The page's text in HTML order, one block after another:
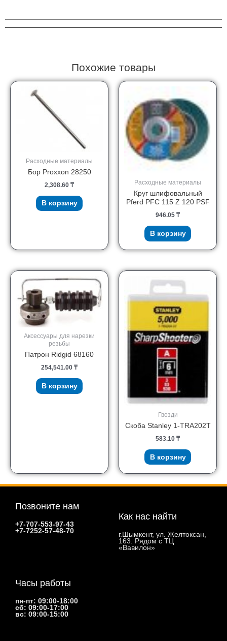
KBK
016
Похожие товары
Расходные материалы
Бор Proxxon 28250
2,308.60 ₸
В корзину
Расходные материалы
Круг шлифовальный
Pferd PFC 115 Z 120 PSF
946.05 ₸
В корзину
Аксессуары для нарезки
резьбы
Патрон Ridgid 68160
254,541.00 ₸
В корзину
Гвозди
Скоба Stanley 1-TRA202T
583.10 ₸
В корзину
Позвоните нам
+7-707-553-97-43
+7-7252-57-48-70
Как нас найти
г.Шымкент, ул. Желтоксан,
163. Рядом с ТЦ
«Вавилон»
Часы работы
пн-пт: 09:00-18:00
сб: 09:00-17:00
вс: 09:00-15:00